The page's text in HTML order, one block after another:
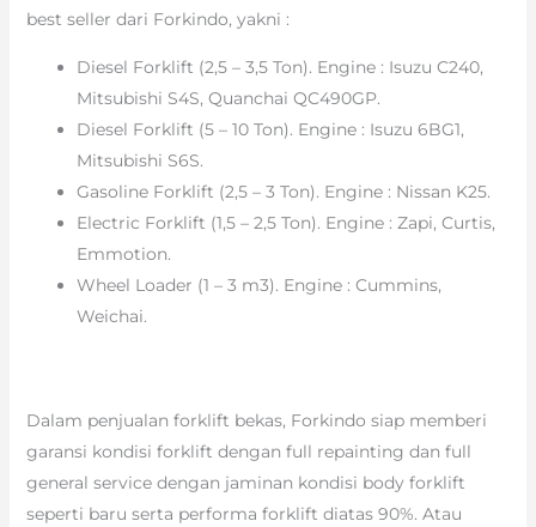
best seller dari Forkindo, yakni :
Diesel Forklift (2,5 – 3,5 Ton). Engine : Isuzu C240,
Mitsubishi S4S, Quanchai QC490GP.
Diesel Forklift (5 – 10 Ton). Engine : Isuzu 6BG1,
Mitsubishi S6S.
Gasoline Forklift (2,5 – 3 Ton). Engine : Nissan K25.
Electric Forklift (1,5 – 2,5 Ton). Engine : Zapi, Curtis,
Emmotion.
Wheel Loader (1 – 3 m3). Engine : Cummins,
Weichai.
Dalam penjualan forklift bekas, Forkindo siap memberi
garansi kondisi forklift dengan full repainting dan full
general service dengan jaminan kondisi body forklift
seperti baru serta performa forklift diatas 90%. Atau